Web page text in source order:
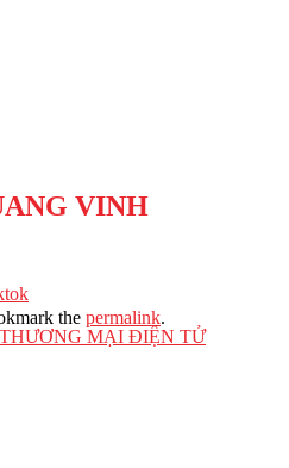
MẠI ĐIỆN TỬ
VINH
the permalink.